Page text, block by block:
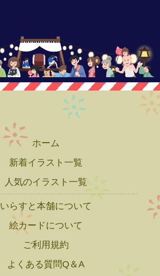
ホーム
新着イラスト一覧
人気のイラスト一覧
いらすと本舗について
絵カードについて
ご利用規約
よくある質問Q＆A